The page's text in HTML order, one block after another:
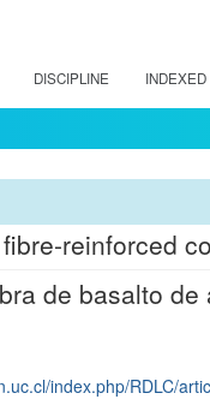
DISCIPLINE INDEXED
reinforced
de basalto
index.php/RDLC/